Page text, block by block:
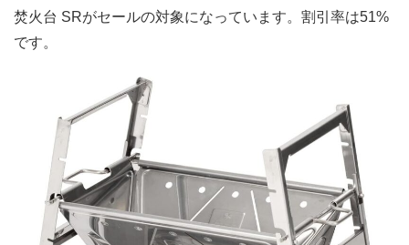
焚火台 SRがセールの対象になっています。割引率は51%
です。